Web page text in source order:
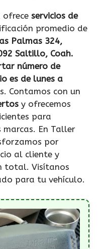
ofrece servicios de
promedio de
Palmas 324,
Saltillo, Coah.
número de
es de lunes a
Contamos con un
y ofrecemos
para
En Taller
por
al cliente y
total. Visítanos
para tu vehículo.